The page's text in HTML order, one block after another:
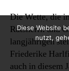
Die Wette, die
Ratsherrn und
langjährigen
Friederike
auch in diesem
Diese Website
nutzt,